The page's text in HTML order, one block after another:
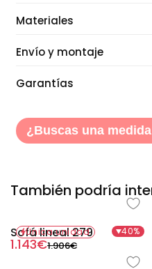
Materiales
Envío y montaje
Garantías
¿Buscas una
También podría
Única unidad 40%
Sofá lineal 279
Precio1.906€
Precio
1.143€